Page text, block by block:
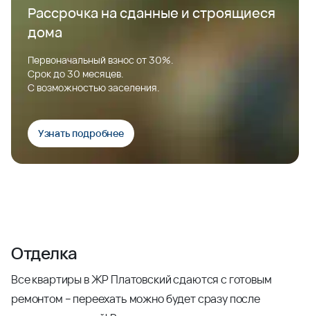
Рассрочка на сданные и строящиеся
дома
Первоначальный взнос от 30%.
Срок до 30 месяцев.
С возможностью заселения.
Узнать подробнее
Отделка
Все квартиры в ЖР Платовский сдаются с готовым
ремонтом – переехать можно будет сразу после